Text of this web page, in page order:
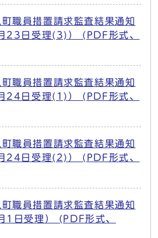
町職員措置請求監査結果通知
23日受理(3)） (PDF形式、
町職員措置請求監査結果通知
24日受理(1)） (PDF形式、
町職員措置請求監査結果通知
24日受理(2)） (PDF形式、
町職員措置請求監査結果通知
1日受理） (PDF形式、